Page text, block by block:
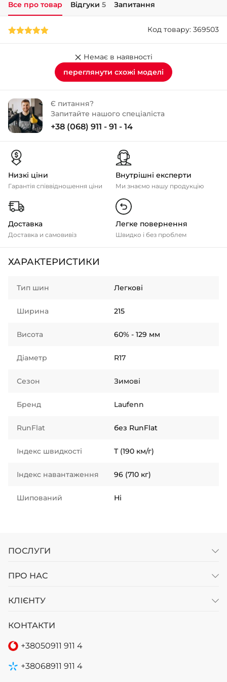
- Щепкіна
- Тополь
+38 (068)-923-74-19
- Калинова
Все про товар Відгуки 5 Запитання
Код товару: 369503
Немає в наявності
переглянути схожі моделі
Є питання?
Запитайте нашого спеціаліста
+38 (068) 911 - 91 - 14
Низкі ціни
Гарантія співвідношення ціни
Внутрішні експерти
Ми знаємо нашу продукцію
Доставка
Доставка и самовивіз
Легке повернення
Швидко і без проблем
ХАРАКТЕРИСТИКИ
Тип шин Легкові
Ширина 215
Висота 60% - 129 мм
Діаметр R17
Сезон Зимові
Бренд Laufenn
RunFlat без RunFlat
Індекс швидкості T (190 км/г)
Індекс навантаження 96 (710 кг)
Шипований Ні
ПОСЛУГИ
ПРО НАС
КЛІЄНТУ
КОНТАКТИ
+38050911 911 4
+38068911 911 4